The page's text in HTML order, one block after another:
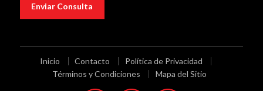
Inicio Contacto
Política de Privacidad
Términos y Condiciones
Mapa del Sitio